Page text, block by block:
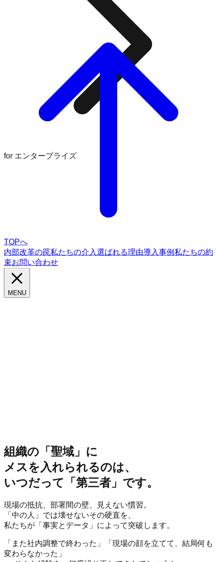
for エンタープライズ
TOPへ
内部改革の罠私たちの介入選ばれる理由導入事例私たちの約
束お問い合わせ
MENU
組織の 「聖域」 に
メスを入れられるのは、
いつだって
「第三者」 です。
現場の抵抗、部署間の壁、見えない慣習。
「中の人」では壊せないその硬直を、
私たちが 「事実とデータ」 によって突破します。
「また社内調整で終わった」「現場の顔を立てて、結局何も
変わらなかった」